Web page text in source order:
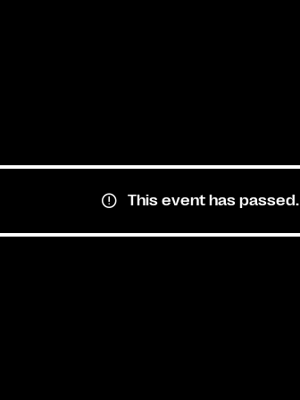
This event has passed.